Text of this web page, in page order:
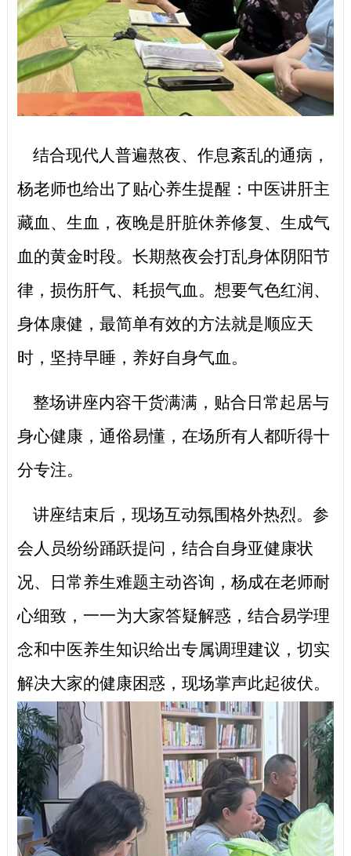
结合现代人普遍熬夜、作息紊乱的通病，
杨老师也给出了贴心养生提醒：中医讲肝主
藏血、生血，夜晚是肝脏休养修复、生成气
血的黄金时段。长期熬夜会打乱身体阴阳节
律，损伤肝气、耗损气血。想要气色红润、
身体康健，最简单有效的方法就是顺应天
时，坚持早睡，养好自身气血。
整场讲座内容干货满满，贴合日常起居与
身心健康，通俗易懂，在场所有人都听得十
分专注。
讲座结束后，现场互动氛围格外热烈。参
会人员纷纷踊跃提问，结合自身亚健康状
况、日常养生难题主动咨询，杨成在老师耐
心细致，一一为大家答疑解惑，结合易学理
念和中医养生知识给出专属调理建议，切实
解决大家的健康困惑，现场掌声此起彼伏。